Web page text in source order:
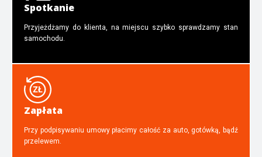
Spotkanie
Przyjeżdżamy do klienta, na miejscu szybko sprawdzamy stan
samochodu.
Zapłata
Przy podpisywaniu umowy płacimy całość za auto, gotówką, bądź
przelewem.